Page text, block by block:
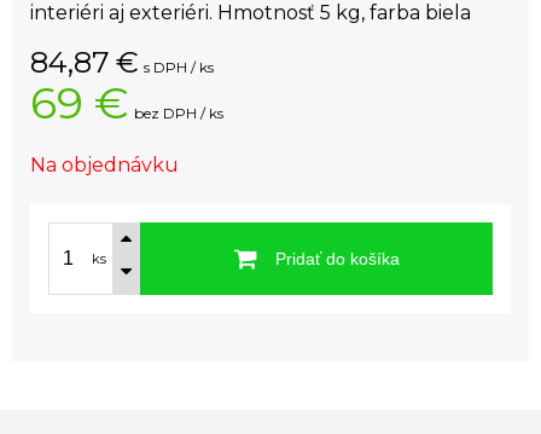
interiéri aj exteriéri. Hmotnosť 5 kg, farba biela
84,87 € s DPH / ks
69 € bez DPH / ks
Na objednávku
ks Pridať do košíka